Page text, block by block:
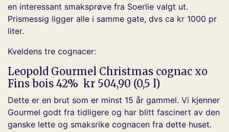
en interessant smaksprøve fra Soerlie valgt ut.
Prismessig ligger alle i samme gate, dvs ca kr 1000 pr
liter.
Kveldens tre cognacer:
Leopold Gourmel Christmas cognac xo
Fins bois 42% kr 504,90 (0,5 l)
Dette er en brut som er minst 15 år gammel. Vi kjenner
Gourmel godt fra tidligere og har blitt fascinert av den
ganske lette og smaksrike cognacen fra dette huset.